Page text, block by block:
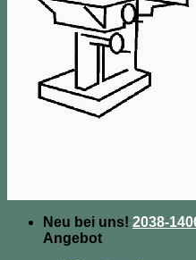
Neu bei uns! 2038-
Angebot